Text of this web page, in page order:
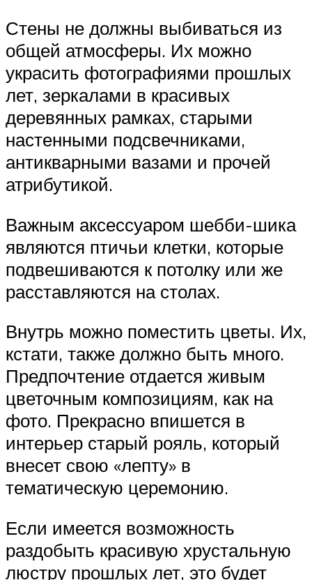
Стены не должны выбиваться из
общей атмосферы. Их можно
украсить фотографиями прошлых
лет, зеркалами в красивых
деревянных рамках, старыми
настенными подсвечниками,
антикварными вазами и прочей
атрибутикой.
Важным аксессуаром шебби-шика
являются птичьи клетки, которые
подвешиваются к потолку или же
расставляются на столах.
Внутрь можно поместить цветы. Их,
кстати, также должно быть много.
Предпочтение отдается живым
цветочным композициям, как на
фото. Прекрасно впишется в
интерьер старый рояль, который
внесет свою «лепту» в
тематическую церемонию.
Если имеется возможность
раздобыть красивую хрустальную
люстру прошлых лет, это будет